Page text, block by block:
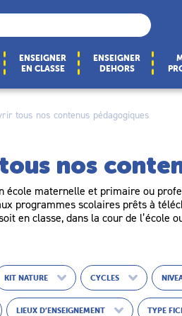
ENSEIGNER
EN CLASSE
ENSEIGNER
DEHORS
tous nos contenus pédagogiques
nos
école maternelle et primaire ou
programmes scolaires prêts à
en classe, dans la cour de l’école
KIT NATURE CYCLES
LIEUX D’ENSEIGNEMENT TYPE